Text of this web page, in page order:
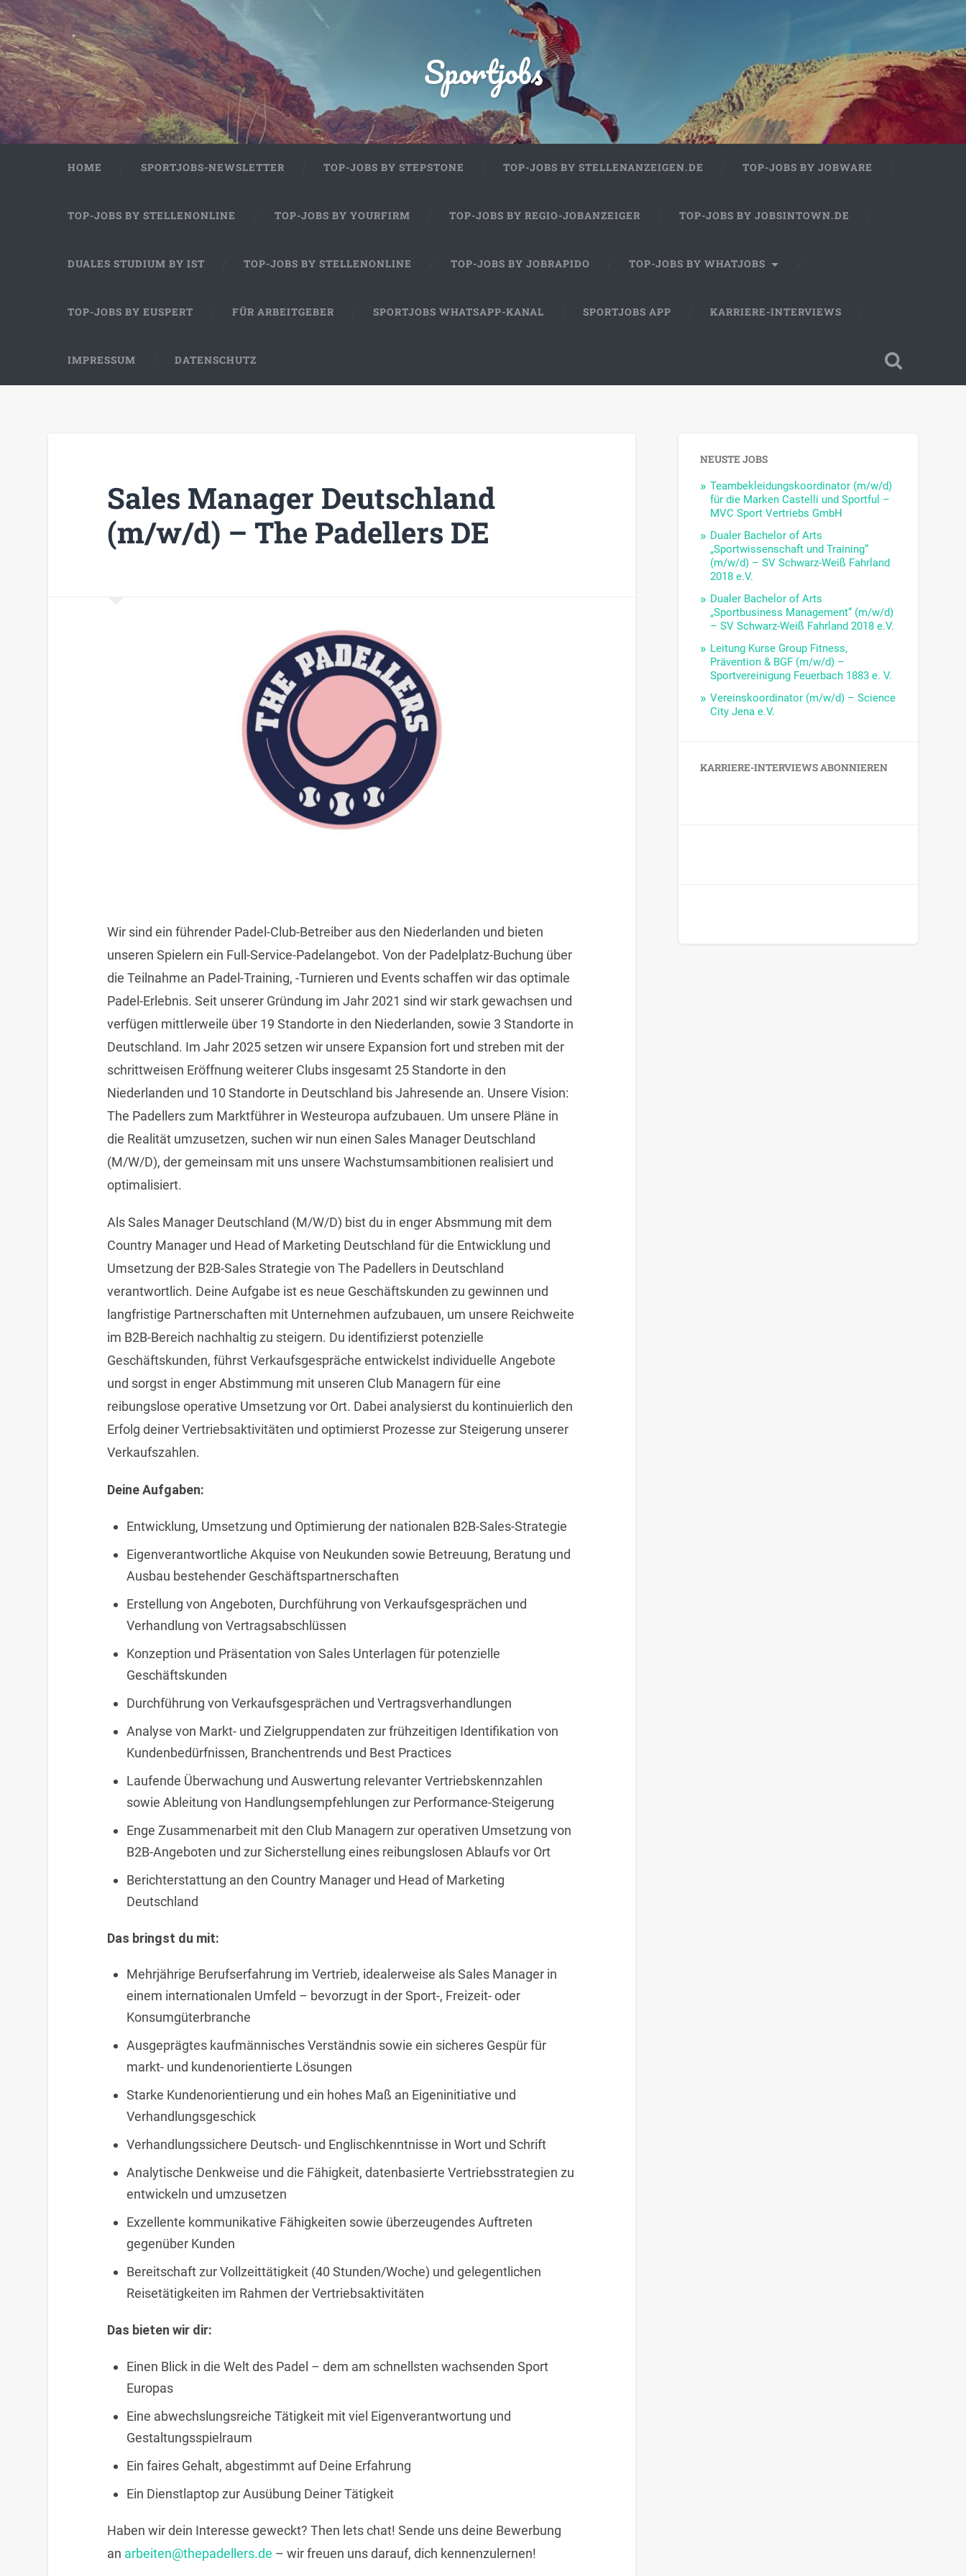
Sportjobs
HOME SPORTJOBS-NEWSLETTER TOP-JOBS BY STEPSTONE TOP-JOBS BY STELLENANZEIGEN.DE TOP-JOBS BY JOBWARE
TOP-JOBS BY STELLENONLINE TOP-JOBS BY YOURFIRM TOP-JOBS BY REGIO-JOBANZEIGER TOP-JOBS BY JOBSINTOWN.DE
DUALES STUDIUM BY IST TOP-JOBS BY STELLENONLINE TOP-JOBS BY JOBRAPIDO TOP-JOBS BY WHATJOBS
TOP-JOBS BY EUSPERT FÜR ARBEITGEBER SPORTJOBS WHATSAPP-KANAL SPORTJOBS APP KARRIERE-INTERVIEWS
IMPRESSUM DATENSCHUTZ
Sales Manager Deutschland
(m/w/d) – The Padellers DE
Wir sind ein führender Padel-Club-Betreiber aus den Niederlanden und bieten
unseren Spielern ein Full-Service-Padelangebot. Von der Padelplatz-Buchung über
die Teilnahme an Padel-Training, -Turnieren und Events schaffen wir das optimale
Padel-Erlebnis. Seit unserer Gründung im Jahr 2021 sind wir stark gewachsen und
verfügen mittlerweile über 19 Standorte in den Niederlanden, sowie 3 Standorte in
Deutschland. Im Jahr 2025 setzen wir unsere Expansion fort und streben mit der
schrittweisen Eröffnung weiterer Clubs insgesamt 25 Standorte in den
Niederlanden und 10 Standorte in Deutschland bis Jahresende an. Unsere Vision:
The Padellers zum Marktführer in Westeuropa aufzubauen. Um unsere Pläne in
die Realität umzusetzen, suchen wir nun einen Sales Manager Deutschland
(M/W/D), der gemeinsam mit uns unsere Wachstumsambitionen realisiert und
optimalisiert.
Als Sales Manager Deutschland (M/W/D) bist du in enger Absmmung mit dem
Country Manager und Head of Marketing Deutschland für die Entwicklung und
Umsetzung der B2B-Sales Strategie von The Padellers in Deutschland
verantwortlich. Deine Aufgabe ist es neue Geschäftskunden zu gewinnen und
langfristige Partnerschaften mit Unternehmen aufzubauen, um unsere Reichweite
im B2B-Bereich nachhaltig zu steigern. Du identifizierst potenzielle
Geschäftskunden, führst Verkaufsgespräche entwickelst individuelle Angebote
und sorgst in enger Abstimmung mit unseren Club Managern für eine
reibungslose operative Umsetzung vor Ort. Dabei analysierst du kontinuierlich den
Erfolg deiner Vertriebsaktivitäten und optimierst Prozesse zur Steigerung unserer
Verkaufszahlen.
Deine Aufgaben:
Entwicklung, Umsetzung und Optimierung der nationalen B2B-Sales-Strategie
Eigenverantwortliche Akquise von Neukunden sowie Betreuung, Beratung und
Ausbau bestehender Geschäftspartnerschaften
Erstellung von Angeboten, Durchführung von Verkaufsgesprächen und
Verhandlung von Vertragsabschlüssen
Konzeption und Präsentation von Sales Unterlagen für potenzielle
Geschäftskunden
Durchführung von Verkaufsgesprächen und Vertragsverhandlungen
Analyse von Markt- und Zielgruppendaten zur frühzeitigen Identifikation von
Kundenbedürfnissen, Branchentrends und Best Practices
Laufende Überwachung und Auswertung relevanter Vertriebskennzahlen
sowie Ableitung von Handlungsempfehlungen zur Performance-Steigerung
Enge Zusammenarbeit mit den Club Managern zur operativen Umsetzung von
B2B-Angeboten und zur Sicherstellung eines reibungslosen Ablaufs vor Ort
Berichterstattung an den Country Manager und Head of Marketing
Deutschland
Das bringst du mit:
Mehrjährige Berufserfahrung im Vertrieb, idealerweise als Sales Manager in
einem internationalen Umfeld – bevorzugt in der Sport-, Freizeit- oder
Konsumgüterbranche
Ausgeprägtes kaufmännisches Verständnis sowie ein sicheres Gespür für
markt- und kundenorientierte Lösungen
Starke Kundenorientierung und ein hohes Maß an Eigeninitiative und
Verhandlungsgeschick
Verhandlungssichere Deutsch- und Englischkenntnisse in Wort und Schrift
Analytische Denkweise und die Fähigkeit, datenbasierte Vertriebsstrategien zu
entwickeln und umzusetzen
Exzellente kommunikative Fähigkeiten sowie überzeugendes Auftreten
gegenüber Kunden
Bereitschaft zur Vollzeittätigkeit (40 Stunden/Woche) und gelegentlichen
Reisetätigkeiten im Rahmen der Vertriebsaktivitäten
Das bieten wir dir:
Einen Blick in die Welt des Padel – dem am schnellsten wachsenden Sport
Europas
Eine abwechslungsreiche Tätigkeit mit viel Eigenverantwortung und
Gestaltungsspielraum
Ein faires Gehalt, abgestimmt auf Deine Erfahrung
Ein Dienstlaptop zur Ausübung Deiner Tätigkeit
Haben wir dein Interesse geweckt? Then lets chat! Sende uns deine Bewerbung
an arbeiten@thepadellers.de – wir freuen uns darauf, dich kennenzulernen!
NEUSTE JOBS
Teambekleidungskoordinator (m/w/d)
für die Marken Castelli und Sportful –
MVC Sport Vertriebs GmbH
Dualer Bachelor of Arts
„Sportwissenschaft und Training“
(m/w/d) – SV Schwarz-Weiß Fahrland
2018 e.V.
Dualer Bachelor of Arts
„Sportbusiness Management“ (m/w/d)
– SV Schwarz-Weiß Fahrland 2018 e.V.
Leitung Kurse Group Fitness,
Prävention & BGF (m/w/d) –
Sportvereinigung Feuerbach 1883 e. V.
Vereinskoordinator (m/w/d) – Science
City Jena e.V.
KARRIERE-INTERVIEWS ABONNIEREN